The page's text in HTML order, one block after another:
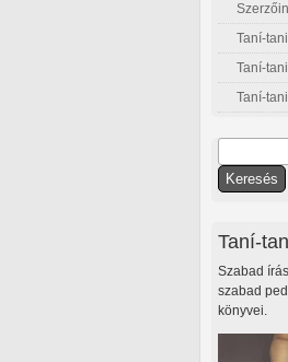
Taní-
Taní-
Taní-
Keresés
Taní-
Szabad
szabad
könyvei.